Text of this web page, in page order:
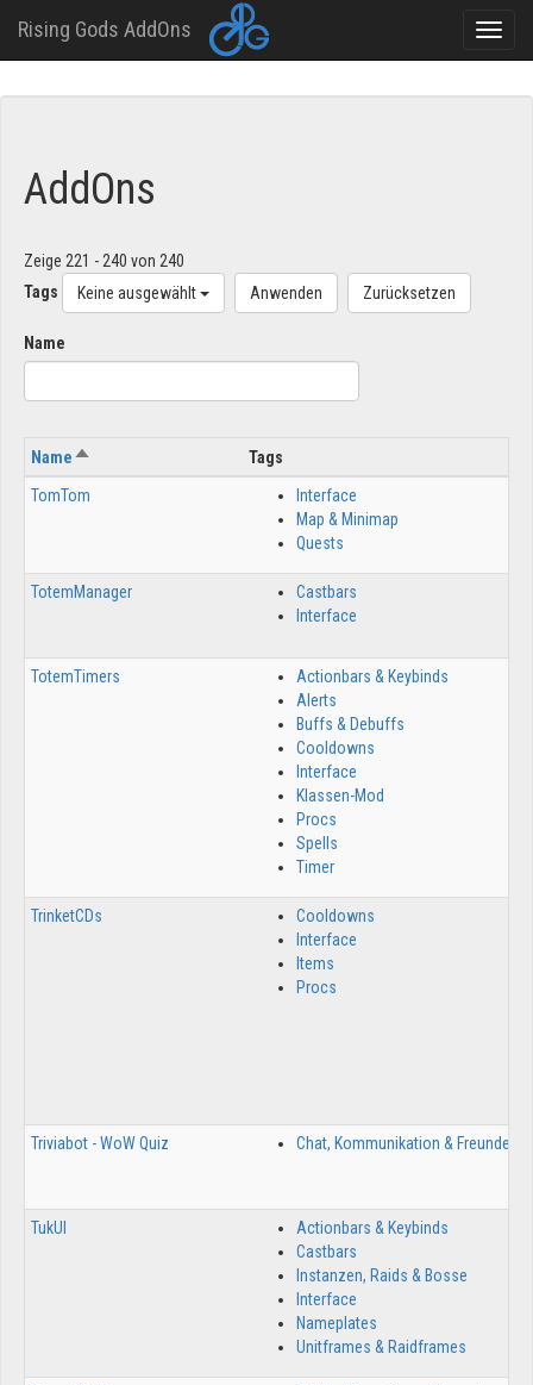
Rising Gods AddOns
Toggle
AddOns
Zeige 221 - 240 von 240
Tags
Keine ausgewählt
Name
Anwenden Zurücksetzen
NameAbsteigend sortieren Tags
TomTom
Interface
Map & Minimap
Quests
TotemManager
Castbars
Interface
TotemTimers
Actionbars & Keybinds
Alerts
Buffs & Debuffs
Cooldowns
Interface
Klassen-Mod
Procs
Spells
Timer
TrinketCDs
Cooldowns
Interface
Items
Procs
Triviabot - WoW Quiz Chat, Kommunikation & Freunde
TukUI
Actionbars & Keybinds
Castbars
Instanzen, Raids & Bosse
Interface
Nameplates
Unitframes & Raidframes